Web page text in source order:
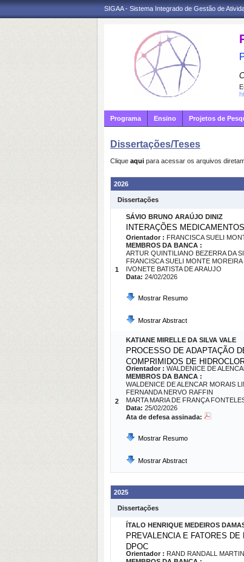
SIGAA - Sistema Integrado de Gestão de
Programa Ensino Projetos de
Dissertações/Teses
Clique aqui para acessar os arquivos
2026
Dissertações
1
SÁVIO BRUNO ARAÚJO DINIZ
INTERAÇÕES
Orientador : FRANCISCA SUELI
MEMBROS DA BANCA :
ARTUR QUINTILIANO BEZERRA DA
FRANCISCA SUELI MONTE MOREIRA
IVONETE BATISTA DE ARAUJO
Data: 24/02/2026
Mostrar Resumo
Mostrar Abstract
2
KATIANE MIRELLE DA SILVA VALE
PROCESSO DE ADAPTAÇÃO
COMPRIMIDOS DE
Orientador : WALDENICE DE
MEMBROS DA BANCA :
WALDENICE DE ALENCAR MORAIS
FERNANDA NERVO RAFFIN
MARTA MARIA DE FRANÇA
Data: 25/02/2026
Ata de defesa assinada:
Mostrar Resumo
Mostrar Abstract
2025
Dissertações
ÍTALO HENRIQUE MEDEIROS
PREVALENCIA E FATORES
DPOC
Orientador : RAND RANDALL